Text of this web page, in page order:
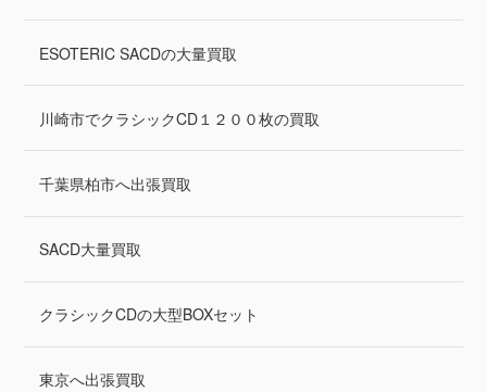
ESOTERIC SACDの大量買取
川崎市でクラシックCD１２００枚の買取
千葉県柏市へ出張買取
SACD大量買取
クラシックCDの大型BOXセット
東京へ出張買取